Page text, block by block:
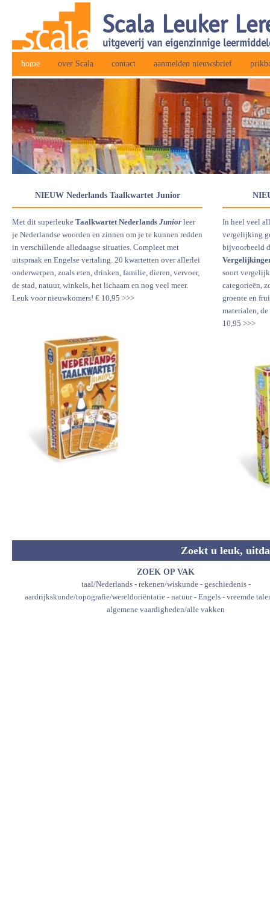
Scala Leuker
uitgeverij van eigenzinnige
home over Scala contact aanmelden nieuwsbrief
NIEUW Nederlands Taalkwartet Junior
Met dit superleuke Taalkwartet Nederlands Junior leer
je Nederlandse woorden en zinnen om je te kunnen redden
in verschillende alledaagse situaties. Compleet met
uitspraak en Engelse vertaling. 20 kwartetten over allerlei
onderwerpen, zoals eten, drinken, familie, dieren, vervoer,
de stad, natuur, winkels, het lichaam en nog veel meer.
Leuk voor nieuwkomers! € 10,95 >>>
In heel veel
vergelijking
bijvoorbeeld
soort
categorieën,
groente en
materialen,
10,95 >>>
Zoekt u leuk,
ZOEK OP VAK
taal/Nederlands- rekenen/wiskunde- geschiedenis-
aardrijkskunde/topografie/wereldoriëntatie - natuur- Engels - vreemde
algemene vaardigheden/alle vakken